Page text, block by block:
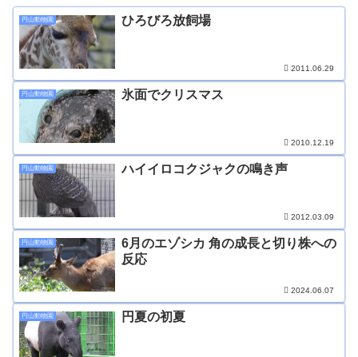
円山動物園 ひろびろ放飼場
2011.06.29
円山動物園 氷面でクリスマス
2010.12.19
円山動物園 ハイイロコクジャクの鳴き声
2012.03.09
円山動物園
6月のエゾシカ 角の成長と切り株への
反応
2024.06.07
円山動物園 円夏の初夏